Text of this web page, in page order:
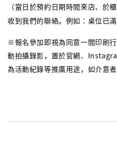
（當日於預約日期時間來店、於
收到我們的聯絡。例如：桌位已滿
※報名參加即視為同意一間印刷
動拍攝錄影，置於官網、
為活動紀錄等推廣用途，如介意者